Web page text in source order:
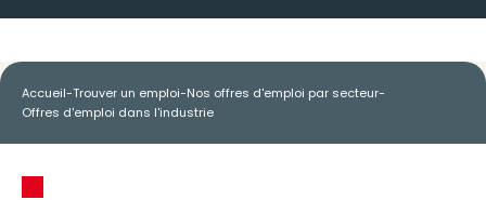
Accueil-Trouver un emploi-Nos offres d'emploi par secteur-
Offres d'emploi dans l'industrie